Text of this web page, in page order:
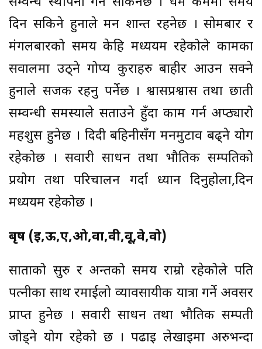
दिन सकिने हुनाले मन शान्त रहनेछ । सोमबार र
मंगलबारको समय केहि मध्ययम रहेकोले कामका
सवालमा उठ्ने गोप्य कुराहरु बाहीर आउन सक्ने
हुनाले सजक रहनु पर्नेछ । श्वासप्रश्वास तथा छाती
सम्वन्धी समस्याले सताउने हुँदा काम गर्न अप्ठ्यारो
महशुस हुनेछ । दिदी बहिनीसँग मनमुटाव बढ्ने योग
रहेकोछ । सवारी साधन तथा भौतिक सम्पतिको
प्रयोग तथा परिचालन गर्दा ध्यान दिनुहोला,दिन
मध्ययम रहेकोछ ।
बृष (ई,ऊ,ए,ओ,वा,वी,वू,वे,वो)
साताको सुरु र अन्तको समय राम्रो रहेकोले पति
पत्नीका साथ रमाईलो व्यावसायीक यात्रा गर्ने अवसर
प्राप्त हुनेछ । सवारी साधन तथा भौतिक सम्पती
जोड्ने योग रहेको छ । पढाइ लेखाइमा अरुभन्दा